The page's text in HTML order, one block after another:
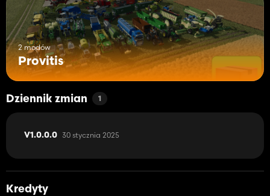
2 modów
Provitis
Dziennik zmian 1
V1.0.0.0 30 stycznia 2025
Kredyty